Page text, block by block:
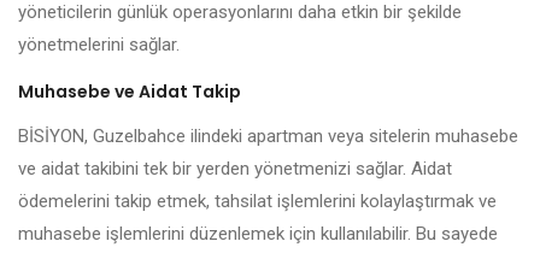
yöneticilerin günlük operasyonlarını daha etkin bir şekilde
yönetmelerini sağlar.
Muhasebe ve Aidat Takip
BİSİYON, Guzelbahce ilindeki apartman veya sitelerin muhasebe
ve aidat takibini tek bir yerden yönetmenizi sağlar. Aidat
ödemelerini takip etmek, tahsilat işlemlerini kolaylaştırmak ve
muhasebe işlemlerini düzenlemek için kullanılabilir. Bu sayede